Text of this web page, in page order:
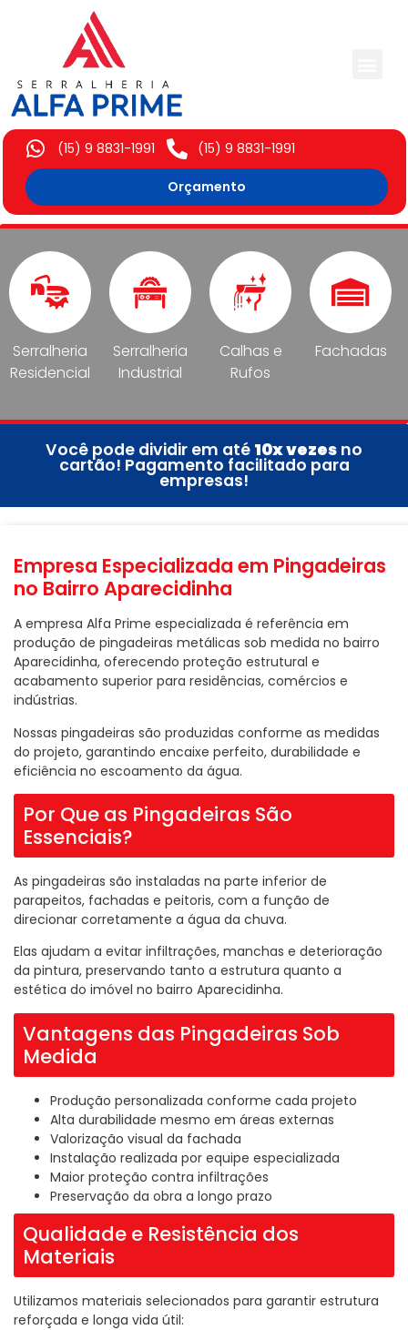
(15) 9 8831-1991 (15) 9 8831-1991
Orçamento
Serralheria
Residencial
Serralheria
Industrial
Calhas e
Rufos
Fachadas
Você pode dividir em até 10x vezes no
cartão! Pagamento facilitado para
empresas!
Empresa Especializada em Pingadeiras
no Bairro Aparecidinha
A empresa Alfa Prime especializada é referência em
produção de pingadeiras metálicas sob medida no bairro
Aparecidinha, oferecendo proteção estrutural e
acabamento superior para residências, comércios e
indústrias.
Nossas pingadeiras são produzidas conforme as medidas
do projeto, garantindo encaixe perfeito, durabilidade e
eficiência no escoamento da água.
Por Que as Pingadeiras São
Essenciais?
As pingadeiras são instaladas na parte inferior de
parapeitos, fachadas e peitoris, com a função de
direcionar corretamente a água da chuva.
Elas ajudam a evitar infiltrações, manchas e deterioração
da pintura, preservando tanto a estrutura quanto a
estética do imóvel no bairro Aparecidinha.
Vantagens das Pingadeiras Sob
Medida
Produção personalizada conforme cada projeto
Alta durabilidade mesmo em áreas externas
Valorização visual da fachada
Instalação realizada por equipe especializada
Maior proteção contra infiltrações
Preservação da obra a longo prazo
Qualidade e Resistência dos
Materiais
Utilizamos materiais selecionados para garantir estrutura
reforçada e longa vida útil: